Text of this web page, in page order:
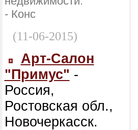
- Конс
(11-06-2015)
Арт-Салон
"Примус" -
Россия,
Ростовская обл.,
Новочеркасск.